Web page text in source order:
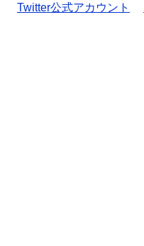
Twitter公式アカウント